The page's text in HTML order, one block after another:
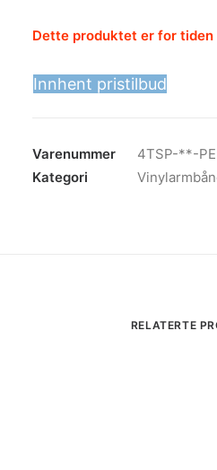
Dette produktet er for
Innhent pristilbud
Varenummer
4TSP-**-
Kategori
RELATERTE